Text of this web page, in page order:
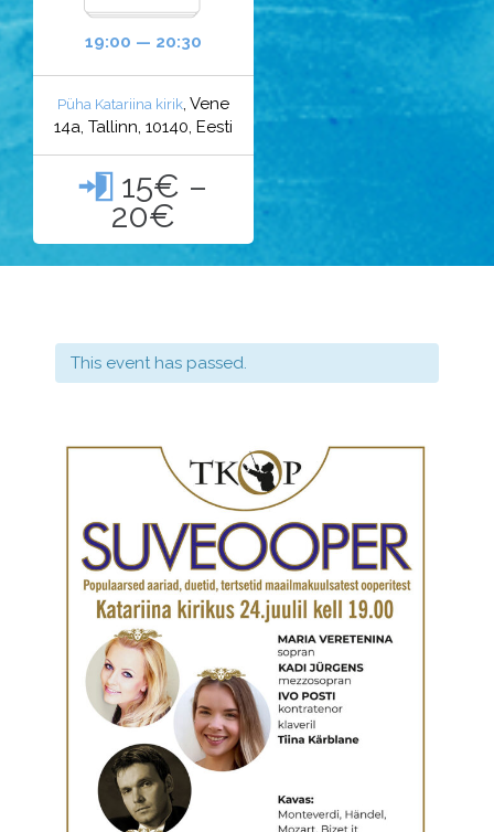
19:00 — 20:30
Püha Katariina kirik, Vene
14a, Tallinn, 10140, Eesti
 15€ –
20€
This event has passed.